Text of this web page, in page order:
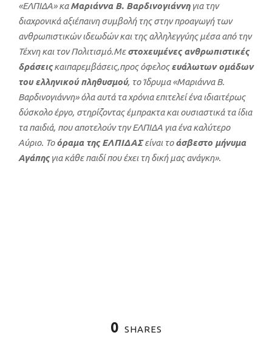
«ΕΛΠΙΔΑ» καΜαριάννα Β. Βαρδινογιάννηγια την
διαχρονικά αξιέπαινη συμβολή της στην προαγωγή των
ανθρωπιστικών ιδεωδών και της αλληλεγγύης μέσα από την
Τέχνη και τον Πολιτισμό.Μεστοχευμένες ανθρωπιστικές
δράσειςκαιπαρεμβάσεις,προς όφελοςευάλωτων ομάδων
του ελληνικού πληθυσμού, το Ίδρυμα «Μαριάννα Β.
Βαρδινογιάννη» όλα αυτά τα χρόνια επιτελεί ένα ιδιαιτέρως
δύσκολο έργο, στηρίζοντας έμπρακτα και ουσιαστικά τα ίδια
τα παιδιά, που αποτελούν την ΕΛΠΙΔΑ για ένα καλύτερο
Αύριο. Τοόραμα της ΕΛΠΙΔΑΣείναι τοάσβεστο μήνυμα
Αγάπηςγια κάθε παιδί που έχει τη δική μας ανάγκη».
0 SHARES